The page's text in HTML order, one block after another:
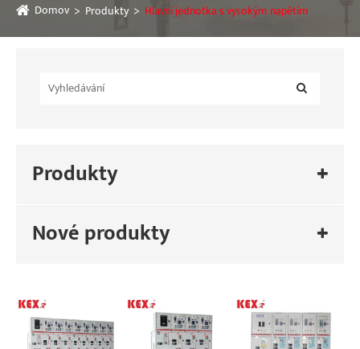
Domov Produkty Hlavní jednotka s vysokým napětím
Produkty
Nové produkty